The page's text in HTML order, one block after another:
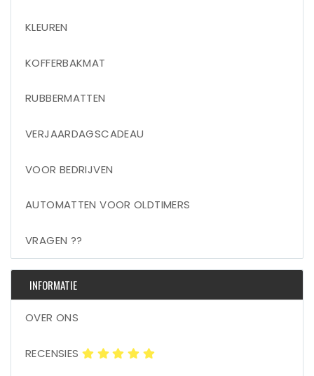
KLEUREN
KOFFERBAKMAT
RUBBERMATTEN
VERJAARDAGSCADEAU
VOOR BEDRIJVEN
AUTOMATTEN VOOR OLDTIMERS
VRAGEN ??
INFORMATIE
OVER ONS
RECENSIES